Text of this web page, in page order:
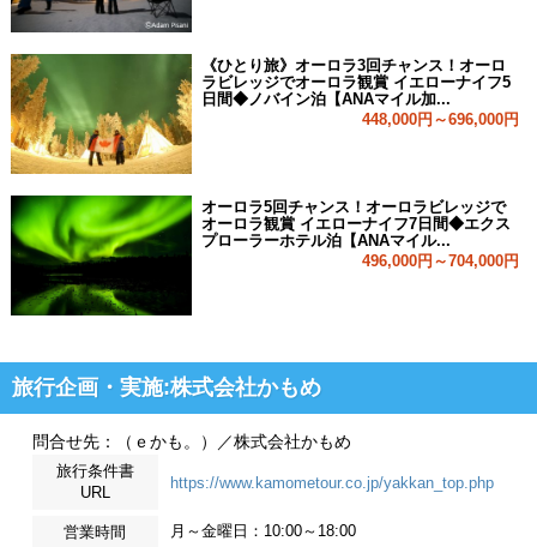
《ひとり旅》オーロラ3回チャンス！オーロ
ラビレッジでオーロラ観賞 イエローナイフ5
日間◆ノバイン泊【ANAマイル加...
448,000円～696,000円
オーロラ5回チャンス！オーロラビレッジで
オーロラ観賞 イエローナイフ7日間◆エクス
プローラーホテル泊【ANAマイル...
496,000円～704,000円
旅行企画・実施:株式会社かもめ
問合せ先：（ｅかも。）／株式会社かもめ
旅行条件書
URL
https://www.kamometour.co.jp/yakkan_top.php
営業時間 月～金曜日：10:00～18:00